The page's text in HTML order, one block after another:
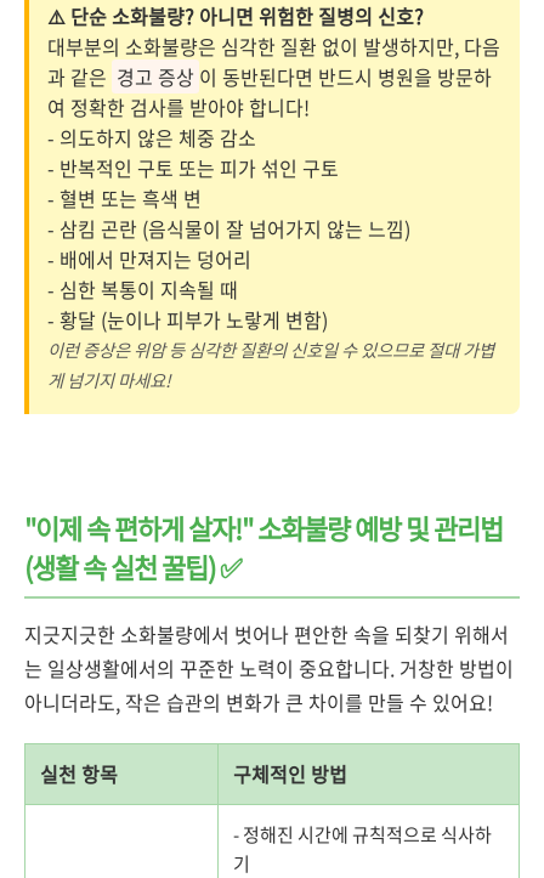
⚠️ 단순 소화불량? 아니면 위험한 질병의 신호?
대부분의 소화불량은 심각한 질환 없이 발생하지만, 다음
과 같은 경고 증상 이 동반된다면 반드시 병원을 방문하
여 정확한 검사를 받아야 합니다!
- 의도하지 않은 체중 감소
- 반복적인 구토 또는 피가 섞인 구토
- 혈변 또는 흑색 변
- 삼킴 곤란 (음식물이 잘 넘어가지 않는 느낌)
- 배에서 만져지는 덩어리
- 심한 복통이 지속될 때
- 황달 (눈이나 피부가 노랗게 변함)
이런 증상은 위암 등 심각한 질환의 신호일 수 있으므로 절대 가볍
게 넘기지 마세요!
"이제 속 편하게 살자!" 소화불량 예방 및 관리법
(생활 속 실천 꿀팁) ✅
지긋지긋한 소화불량에서 벗어나 편안한 속을 되찾기 위해서
는 일상생활에서의 꾸준한 노력이 중요합니다. 거창한 방법이
아니더라도, 작은 습관의 변화가 큰 차이를 만들 수 있어요!
실천 항목 구체적인 방법
- 정해진 시간에 규칙적으로 식사하
기